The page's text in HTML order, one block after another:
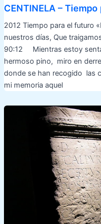
CENTINELA –
2012 Tiempo para el
nuestros días, Que
90:12 Mientras estoy
hermoso pino, miro en
donde se han recogido las
mi memoria aquel